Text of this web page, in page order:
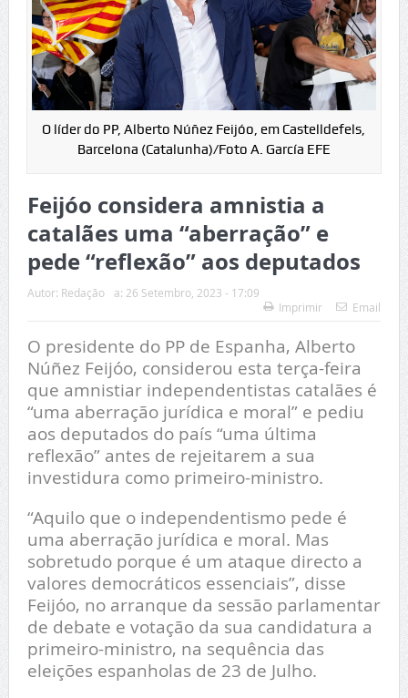
O líder do PP, Alberto Núñez Feijóo, em Castelldefels,
Barcelona (Catalunha)/Foto A. García EFE
Feijóo considera amnistia a
catalães uma “aberração” e
pede “reflexão” aos deputados
Autor: Redação a: 26 Setembro, 2023 - 17:09
Imprimir
Email
O presidente do PP de Espanha, Alberto
Núñez Feijóo, considerou esta terça-feira
que amnistiar independentistas catalães é
“uma aberração jurídica e moral” e pediu
aos deputados do país “uma última
reflexão” antes de rejeitarem a sua
investidura como primeiro-ministro.
“Aquilo que o independentismo pede é
uma aberração jurídica e moral. Mas
sobretudo porque é um ataque directo a
valores democráticos essenciais”, disse
Feijóo, no arranque da sessão parlamentar
de debate e votação da sua candidatura a
primeiro-ministro, na sequência das
eleições espanholas de 23 de Julho.